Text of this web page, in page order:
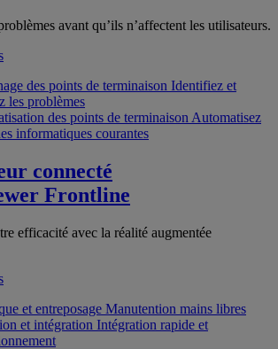
avant qu’ils n’affectent les utilisateurs.
des points de terminaison Identifiez et
les problèmes
des points de terminaison Automatisez
informatiques courantes
connecté
Frontline
efficacité avec la réalité augmentée
et entreposage Manutention mains libres
et intégration Intégration rapide et